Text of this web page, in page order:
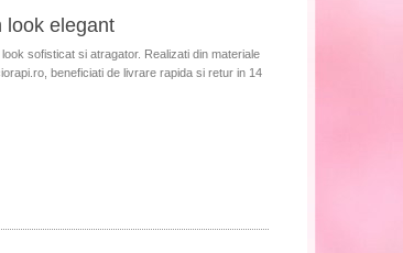
look elegant
sofisticat si atragator. Realizati din materiale
beneficiati de livrare rapida si retur in 14